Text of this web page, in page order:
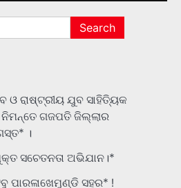
ଓ ରାଷ୍ଟ୍ରୀୟ ଯୁବ ସାହିତ୍ୟିକ
ଗଜପତି ଜିଲ୍ଲାର
।
ସଚେତନତା ଅଭିଯାନ।*
ପାରଳାଖେମୁଣ୍ଡି ସହର* !